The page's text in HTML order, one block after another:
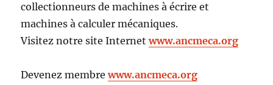
collectionneurs de machines à écrire et
machines à calculer mécaniques.
Visitez notre site Internetwww.ancmeca.org
Devenez membrewww.ancmeca.org